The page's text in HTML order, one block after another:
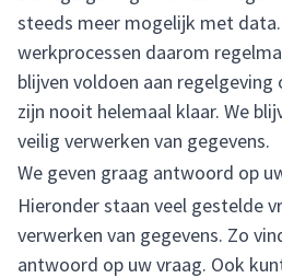
steeds meer mogelijk met data.
werkprocessen daarom
blijven voldoen aan regelgeving
zijn nooit helemaal klaar. We
veilig verwerken van gegevens.
We geven graag antwoord op
Hieronder staan veel gestelde
verwerken van gegevens. Zo
antwoord op uw vraag. Ook